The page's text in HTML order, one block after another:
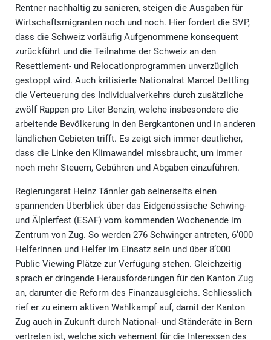
Rentner nachhaltig zu sanieren, steigen die Ausgaben für
Wirtschaftsmigranten noch und noch. Hier fordert die SVP,
dass die Schweiz vorläufig Aufgenommene konsequent
zurückführt und die Teilnahme der Schweiz an den
Resettlement- und Relocationprogrammen unverzüglich
gestoppt wird. Auch kritisierte Nationalrat Marcel Dettling
die Verteuerung des Individualverkehrs durch zusätzliche
zwölf Rappen pro Liter Benzin, welche insbesondere die
arbeitende Bevölkerung in den Bergkantonen und in anderen
ländlichen Gebieten trifft. Es zeigt sich immer deutlicher,
dass die Linke den Klimawandel missbraucht, um immer
noch mehr Steuern, Gebühren und Abgaben einzuführen.
Regierungsrat Heinz Tännler gab seinerseits einen
spannenden Überblick über das Eidgenössische Schwing-
und Älplerfest (ESAF) vom kommenden Wochenende im
Zentrum von Zug. So werden 276 Schwinger antreten, 6‘000
Helferinnen und Helfer im Einsatz sein und über 8‘000
Public Viewing Plätze zur Verfügung stehen. Gleichzeitig
sprach er dringende Herausforderungen für den Kanton Zug
an, darunter die Reform des Finanzausgleichs. Schliesslich
rief er zu einem aktiven Wahlkampf auf, damit der Kanton
Zug auch in Zukunft durch National- und Ständeräte in Bern
vertreten ist, welche sich vehement für die Interessen des